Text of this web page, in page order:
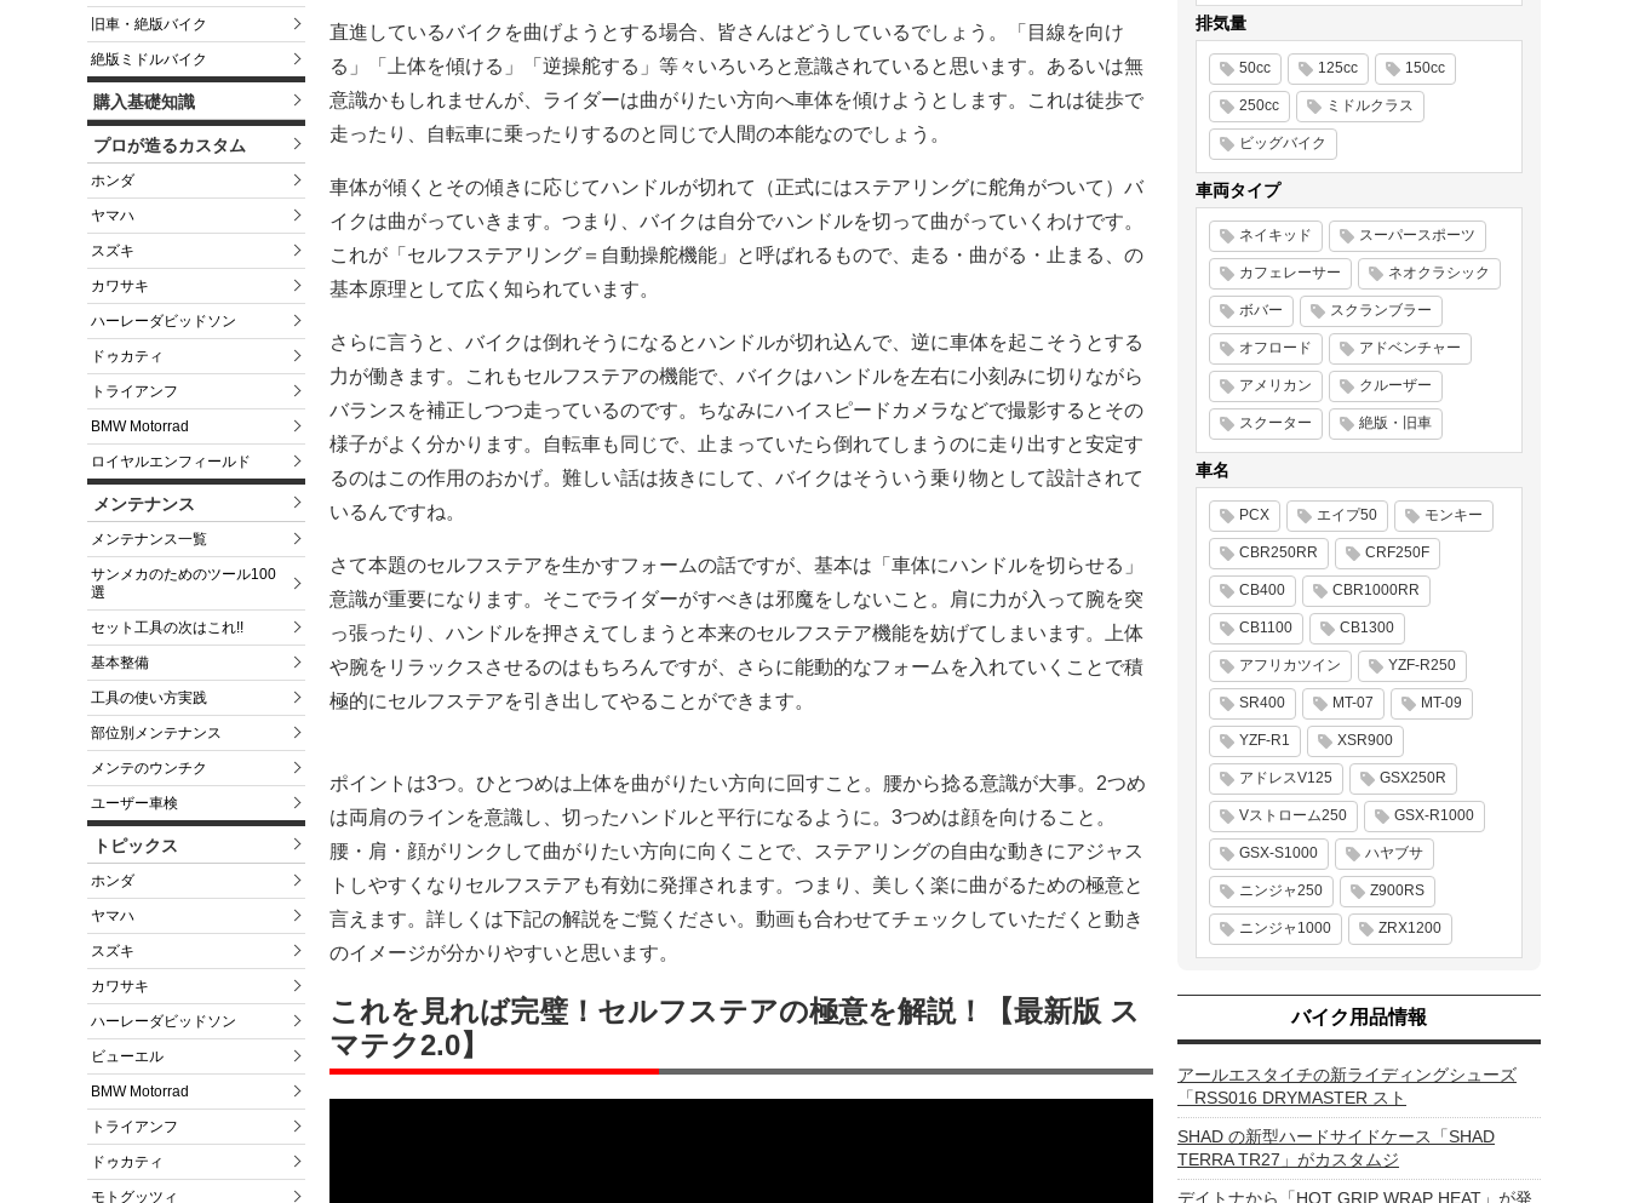
旧車・絶版バイク
絶版ミドルバイク
購入基礎知識
プロが造るカスタム
ホンダ
ヤマハ
スズキ
カワサキ
ハーレーダビッドソン
ドゥカティ
トライアンフ
BMW Motorrad
ロイヤルエンフィールド
メンテナンス
メンテナンス一覧
サンメカのためのツール100
選
セット工具の次はこれ!!
基本整備
工具の使い方実践
部位別メンテナンス
メンテのウンチク
ユーザー車検
トピックス
ホンダ
ヤマハ
スズキ
カワサキ
ハーレーダビッドソン
ビューエル
BMW Motorrad
トライアンフ
ドゥカティ
モトグッツィ
直進しているバイクを曲げようとする場合、皆さんはどうしているでしょう。「目線を向け
る」「上体を傾ける」「逆操舵する」等々いろいろと意識されていると思います。あるいは無
意識かもしれませんが、ライダーは曲がりたい方向へ車体を傾けようとします。これは徒歩で
走ったり、自転車に乗ったりするのと同じで人間の本能なのでしょう。
車体が傾くとその傾きに応じてハンドルが切れて（正式にはステアリングに舵角がついて）バ
イクは曲がっていきます。つまり、バイクは自分でハンドルを切って曲がっていくわけです。
これが「セルフステアリング＝自動操舵機能」と呼ばれるもので、走る・曲がる・止まる、の
基本原理として広く知られています。
さらに言うと、バイクは倒れそうになるとハンドルが切れ込んで、逆に車体を起こそうとする
力が働きます。これもセルフステアの機能で、バイクはハンドルを左右に小刻みに切りながら
バランスを補正しつつ走っているのです。ちなみにハイスピードカメラなどで撮影するとその
様子がよく分かります。自転車も同じで、止まっていたら倒れてしまうのに走り出すと安定す
るのはこの作用のおかげ。難しい話は抜きにして、バイクはそういう乗り物として設計されて
いるんですね。
さて本題のセルフステアを生かすフォームの話ですが、基本は「車体にハンドルを切らせる」
意識が重要になります。そこでライダーがすべきは邪魔をしないこと。肩に力が入って腕を突
っ張ったり、ハンドルを押さえてしまうと本来のセルフステア機能を妨げてしまいます。上体
や腕をリラックスさせるのはもちろんですが、さらに能動的なフォームを入れていくことで積
極的にセルフステアを引き出してやることができます。
ポイントは3つ。ひとつめは上体を曲がりたい方向に回すこと。腰から捻る意識が大事。2つめ
は両肩のラインを意識し、切ったハンドルと平行になるように。3つめは顔を向けること。
腰・肩・顔がリンクして曲がりたい方向に向くことで、ステアリングの自由な動きにアジャス
トしやすくなりセルフステアも有効に発揮されます。つまり、美しく楽に曲がるための極意と
言えます。詳しくは下記の解説をご覧ください。動画も合わせてチェックしていただくと動き
のイメージが分かりやすいと思います。
これを見れば完璧！セルフステアの極意を解説！【最新版 ス
マテク2.0】
排気量
50cc 125cc 150cc
250cc ミドルクラス
ビッグバイク
車両タイプ
ネイキッド スーパースポーツ
カフェレーサー ネオクラシック
ボバー スクランブラー
オフロード アドベンチャー
アメリカン クルーザー
スクーター 絶版・旧車
車名
PCX エイプ50 モンキー
CBR250RR CRF250F
CB400 CBR1000RR
CB1100 CB1300
アフリカツイン YZF-R250
SR400 MT-07 MT-09
YZF-R1 XSR900
アドレスV125 GSX250R
Vストローム250 GSX-R1000
GSX-S1000 ハヤブサ
ニンジャ250 Z900RS
ニンジャ1000 ZRX1200
バイク用品情報
アールエスタイチの新ライディングシューズ
「RSS016 DRYMASTER スト
SHAD の新型ハードサイドケース「SHAD
TERRA TR27」がカスタムジ
デイトナから「HOT GRIP WRAP HEAT」が発